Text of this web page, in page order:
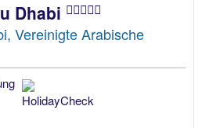
Dhabi
Vereinigte Arabische